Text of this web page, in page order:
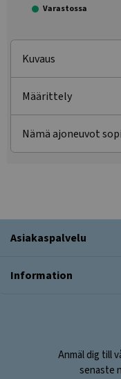
Varastossa
Kuvaus
Määrittely
Nämä ajoneuvot
Asiakaspalvelu
Information
Anmäl dig till
senaste